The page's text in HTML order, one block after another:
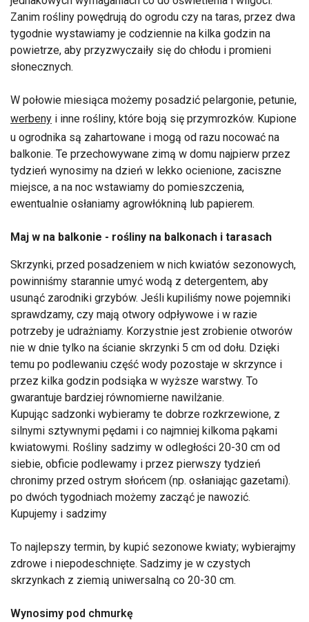
Zanim rośliny powędrują do ogrodu czy na taras, przez dwa
tygodnie wystawiamy je codziennie na kilka godzin na
powietrze, aby przyzwyczaiły się do chłodu i promieni
słonecznych.
W połowie miesiąca możemy posadzić pelargonie, petunie,
werbeny i inne rośliny, które boją się przymrozków. Kupione
u ogrodnika są zahartowane i mogą od razu nocować na
balkonie. Te przechowywane zimą w domu najpierw przez
tydzień wynosimy na dzień w lekko ocienione, zaciszne
miejsce, a na noc wstawiamy do pomieszczenia,
ewentualnie osłaniamy agrowłókniną lub papierem.
Maj w na balkonie - rośliny na balkonach i tarasach
Skrzynki, przed posadzeniem w nich kwiatów sezonowych,
powinniśmy starannie umyć wodą z detergentem, aby
usunąć zarodniki grzybów. Jeśli kupiliśmy nowe pojemniki
sprawdzamy, czy mają otwory odpływowe i w razie
potrzeby je udrażniamy. Korzystnie jest zrobienie otworów
nie w dnie tylko na ścianie skrzynki 5 cm od dołu. Dzięki
temu po podlewaniu część wody pozostaje w skrzynce i
przez kilka godzin podsiąka w wyższe warstwy. To
gwarantuje bardziej równomierne nawilżanie.
Kupując sadzonki wybieramy te dobrze rozkrzewione, z
silnymi sztywnymi pędami i co najmniej kilkoma pąkami
kwiatowymi. Rośliny sadzimy w odległości 20-30 cm od
siebie, obficie podlewamy i przez pierwszy tydzień
chronimy przed ostrym słońcem (np. osłaniając gazetami).
po dwóch tygodniach możemy zacząć je nawozić.
Kupujemy i sadzimy
To najlepszy termin, by kupić sezonowe kwiaty; wybierajmy
zdrowe i niepodeschnięte. Sadzimy je w czystych
skrzynkach z ziemią uniwersalną co 20-30 cm.
Wynosimy pod chmurkę